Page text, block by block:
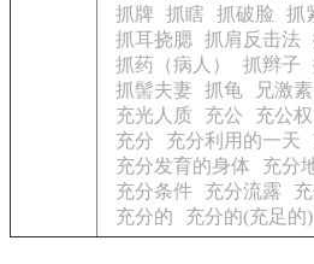
抓牌
抓瞎 抓破脸 抓
抓耳挠腮 抓肩反击法
抓药（病人）
抓辫子
抓髻夫妻
抓龟 兄激素
充光人质
充公 充公权
充分
充分利用的一天
充分发育的身体
充分
充分条件
充分流露
充分的
充分的(充足的)